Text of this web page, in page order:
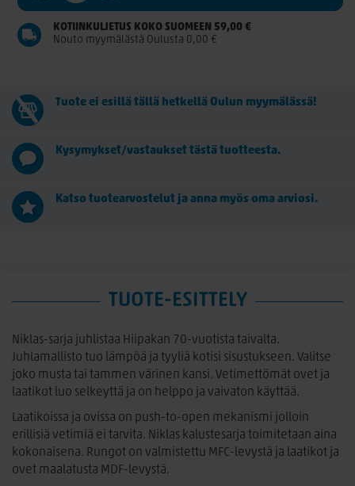
KOTIINKULJETUS KOKO SUOMEEN 59,00 €
Nouto myymälästä Oulusta 0,00 €
Tuote ei esillä tällä hetkellä Oulun myymälässä!
Kysymykset/vastaukset tästä tuotteesta.
Katso tuotearvostelut ja anna myös oma arviosi.
TUOTE-ESITTELY
Niklas-sarja juhlistaa Hiipakan 70-vuotista taivalta.
Juhlamallisto tuo lämpöä ja tyyliä kotisi sisustukseen. Valitse
joko musta tai tammen värinen kansi. Vetimettömät ovet ja
laatikot luo selkeyttä ja on helppo ja vaivaton käyttää.
Laatikoissa ja ovissa on push-to-open mekanismi jolloin
erillisiä vetimiä ei tarvita. Niklas kalustesarja toimitetaan aina
kokonaisena. Rungot on valmistettu MFC-levystä ja laatikot ja
ovet maalatusta MDF-levystä.